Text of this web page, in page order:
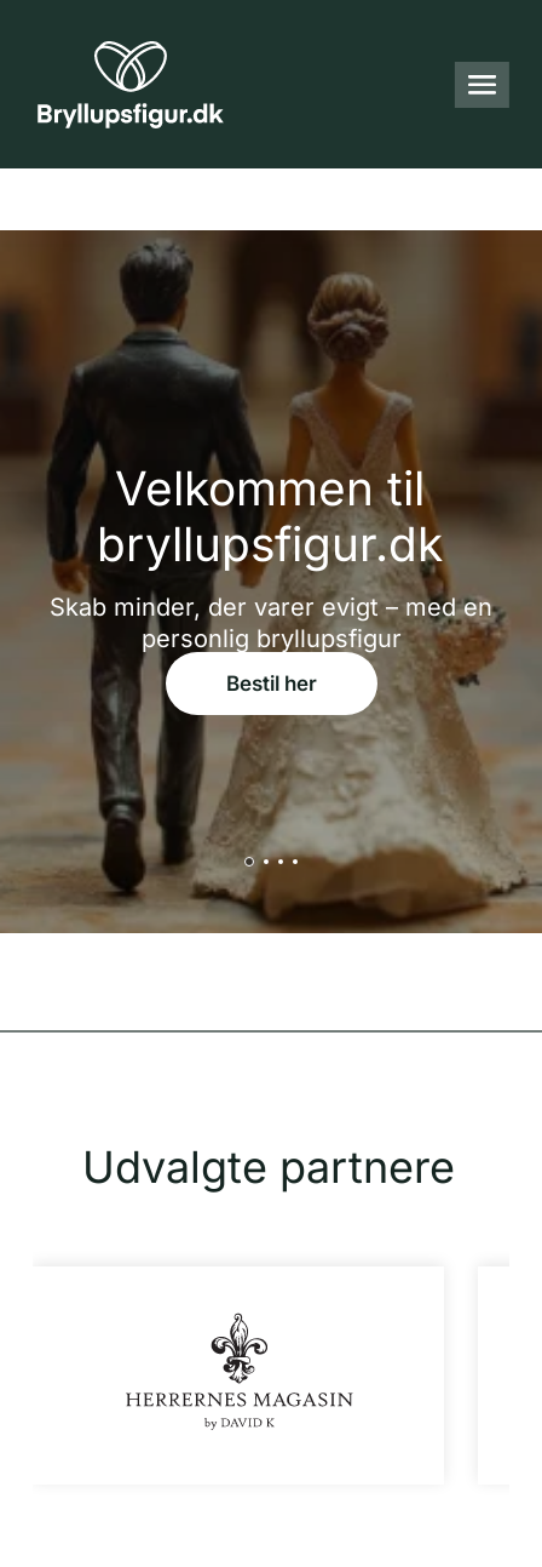
Velkommen til
bryllupsfigur.dk
Skab minder, der varer evigt – med en
personlig bryllupsfigur
Bestil her
Udvalgte partnere